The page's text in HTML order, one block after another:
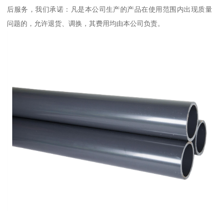
后服务，我们承诺：凡是本公司生产的产品在使用范围内出现质量
问题的，允许退货、调换，其费用均由本公司负责。